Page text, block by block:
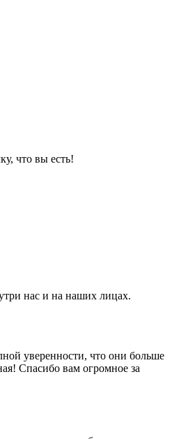
что вы есть!
нас и на наших лицах.
уверенности, что они больше
Спасибо вам огромное за